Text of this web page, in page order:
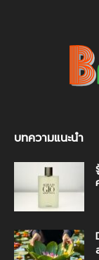
บทความแนะนำ